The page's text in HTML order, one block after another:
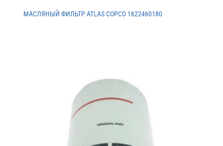
МАСЛЯНЫЙ ФИЛЬТР ATLAS COPCO 1622460180